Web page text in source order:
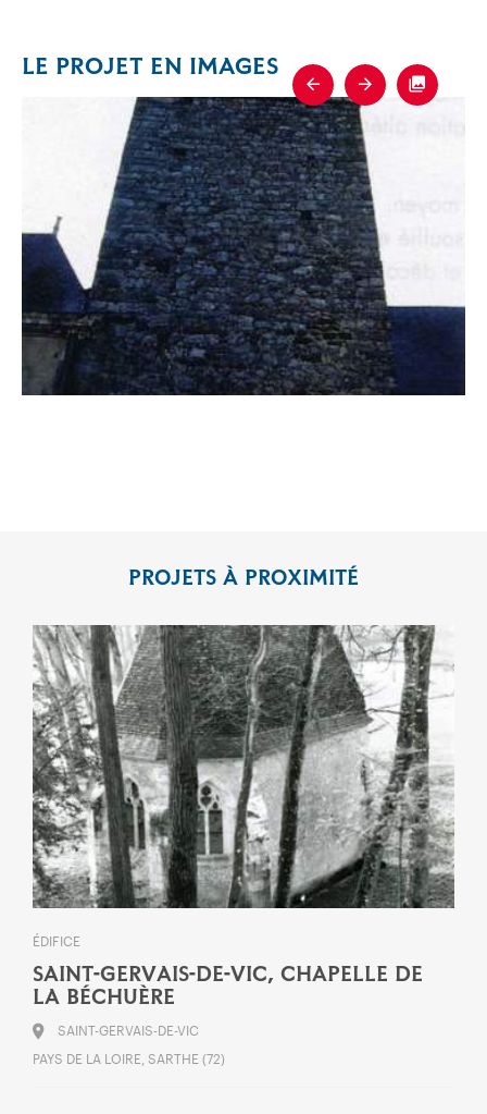
LE PROJET EN IMAGES
Previous
Next
PROJETS À PROXIMITÉ
ÉDIFICE
SAINT-GERVAIS-DE-VIC, CHAPELLE DE
LA BÉCHUÈRE
SAINT-GERVAIS-DE-VIC
PAYS DE LA LOIRE, SARTHE (72)